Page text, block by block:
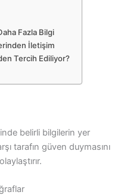
Fazla Bilgi
İletişim
Tercih Ediliyor?
belirli bilgilerin yer
tarafın güven duymasını